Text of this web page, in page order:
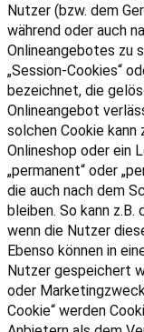
Nutzer (bzw. dem
während oder auch
Onlineangebotes zu
„Session-Cookies“
bezeichnet, die
Onlineangebot
solchen Cookie kann
Onlineshop oder ein
„permanent“ oder
die auch nach dem
bleiben. So kann
wenn die Nutzer
Ebenso können in
Nutzer gespeichert
oder
Cookie“ werden